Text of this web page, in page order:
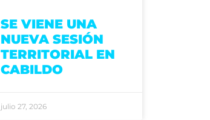
SE VIENE UNA
NUEVA SESIÓN
TERRITORIAL EN
CABILDO
julio 27, 2026